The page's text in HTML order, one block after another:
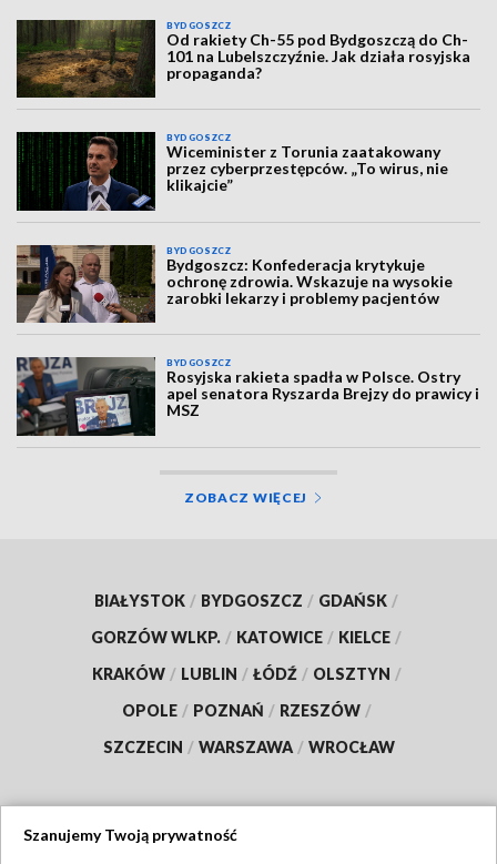
BYDGOSZCZ
Od rakiety Ch-55 pod Bydgoszczą do Ch-
101 na Lubelszczyźnie. Jak działa rosyjska
propaganda?
BYDGOSZCZ
Wiceminister z Torunia zaatakowany
przez cyberprzestępców. „To wirus, nie
klikajcie”
BYDGOSZCZ
Bydgoszcz: Konfederacja krytykuje
ochronę zdrowia. Wskazuje na wysokie
zarobki lekarzy i problemy pacjentów
BYDGOSZCZ
Rosyjska rakieta spadła w Polsce. Ostry
apel senatora Ryszarda Brejzy do prawicy i
MSZ
ZOBACZ WIĘCEJ
BIAŁYSTOK / BYDGOSZCZ / GDAŃSK /
GORZÓW WLKP. / KATOWICE / KIELCE /
KRAKÓW / LUBLIN / ŁÓDŹ / OLSZTYN /
OPOLE / POZNAŃ / RZESZÓW /
SZCZECIN / WARSZAWA / WROCŁAW
Szanujemy Twoją prywatność